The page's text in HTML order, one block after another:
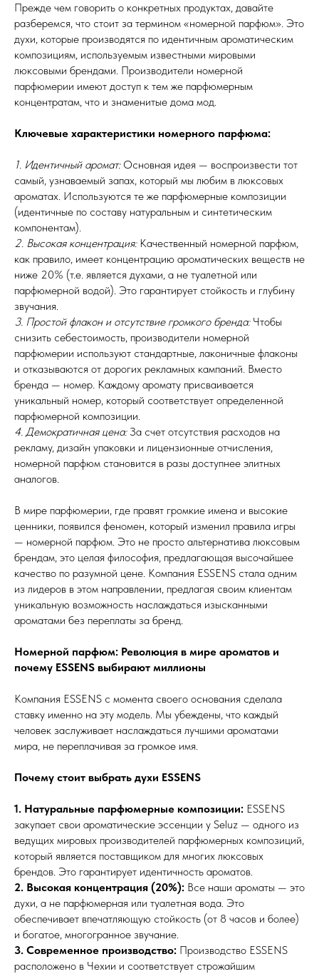
Прежде чем говорить о конкретных продуктах, давайте
разберемся, что стоит за термином «номерной парфюм». Это
духи, которые производятся по идентичным ароматическим
композициям, используемым известными мировыми
люксовыми брендами. Производители номерной
парфюмерии имеют доступ к тем же парфюмерным
концентратам, что и знаменитые дома мод.
Ключевые характеристики номерного парфюма:
1. Идентичный аромат:Основная идея — воспроизвести тот
самый, узнаваемый запах, который мы любим в люксовых
ароматах. Используются те же парфюмерные композиции
(идентичные по составу натуральным и синтетическим
компонентам).
2. Высокая концентрация: Качественный номерной парфюм,
как правило, имеет концентрацию ароматических веществ не
ниже 20% (т.е. является духами, а не туалетной или
парфюмерной водой). Это гарантирует стойкость и глубину
звучания.
3. Простой флакон и отсутствие громкого бренда:Чтобы
снизить себестоимость, производители номерной
парфюмерии используют стандартные, лаконичные флаконы
и отказываются от дорогих рекламных кампаний. Вместо
бренда — номер. Каждому аромату присваивается
уникальный номер, который соответствует определенной
парфюмерной композиции.
4. Демократичная цена:За счет отсутствия расходов на
рекламу, дизайн упаковки и лицензионные отчисления,
номерной парфюм становится в разы доступнее элитных
аналогов.
В мире парфюмерии, где правят громкие имена и высокие
ценники, появился феномен, который изменил правила игры
— номерной парфюм. Это не просто альтернатива люксовым
брендам, это целая философия, предлагающая высочайшее
качество по разумной цене. Компания ESSENS стала одним
из лидеров в этом направлении, предлагая своим клиентам
уникальную возможность наслаждаться изысканными
ароматами без переплаты за бренд.
Номерной парфюм: Революция в мире ароматов и
почему ESSENS выбирают миллионы
Компания ESSENS с момента своего основания сделала
ставку именно на эту модель. Мы убеждены, что каждый
человек заслуживает наслаждаться лучшими ароматами
мира, не переплачивая за громкое имя.
Почему стоит выбрать духи ESSENS
1. Натуральные парфюмерные композиции: ESSENS
закупает свои ароматические эссенции у Seluz — одного из
ведущих мировых производителей парфюмерных композиций,
который является поставщиком для многих люксовых
брендов. Это гарантирует идентичность ароматов.
2. Высокая концентрация (20%): Все наши ароматы — это
духи, а не парфюмерная или туалетная вода. Это
обеспечивает впечатляющую стойкость (от 8 часов и более)
и богатое, многогранное звучание.
3. Современное производство: Производство ESSENS
расположено в Чехии и соответствует строжайшим